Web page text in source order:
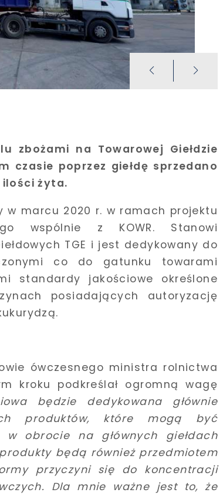
zbożami na Towarowej Giełdzie
czasie poprzez giełdę sprzedano
ilości żyta.
w marcu 2020 r. w ramach projektu
wspólnie z KOWR. Stanowi
TGE i jest dedykowany do
co do gatunku towarami
standardy jakościowe określone
posiadających autoryzację
ówczesnego ministra rolnictwa
kroku podkreślał ogromną wagę
będzie dedykowana głównie
produktów, które mogą być
w obrocie na głównych giełdach
będą również przedmiotem
przyczyni się do koncentracji
Dla mnie ważne jest to, że